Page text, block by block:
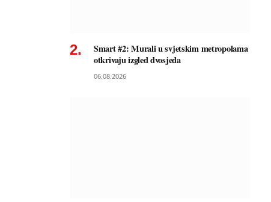
Smart #2: Murali u svjetskim metropolama
otkrivaju izgled dvosjeda
06.08.2026